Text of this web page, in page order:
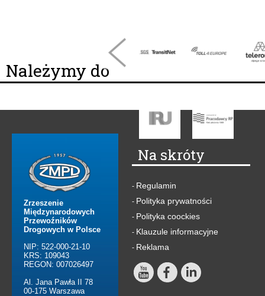
Należymy do
Zrzeszenie
Międzynarodowych
Przewoźników
Drogowych w Polsce
NIP: 522-000-21-10
KRS: 109043
REGON: 007026497
Al. Jana Pawła II 78
00-175 Warszawa
Na skróty
- Regulamin
- Polityka prywatności
- Polityka coockies
- Klauzule informacyjne
- Reklama